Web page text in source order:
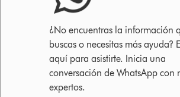
¿No encuentras la información
buscas o necesitas más ayuda?
aquí para asistirte. Inicia una
conversación de WhatsApp con
expertos.